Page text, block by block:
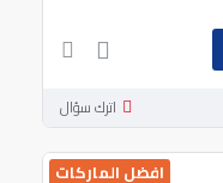
اترك سؤال
افضل الماركات